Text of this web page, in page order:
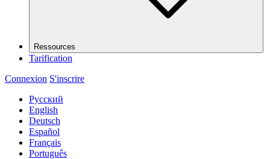
Ressources
Tarification
Connexion S'inscrire
Русский
English
Deutsch
Español
Français
Português